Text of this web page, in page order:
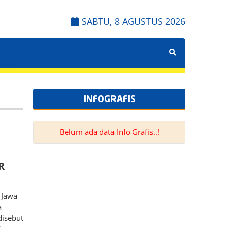
SABTU, 8 AGUSTUS 2026
INFOGRAFIS
Belum ada data Info Grafis..!